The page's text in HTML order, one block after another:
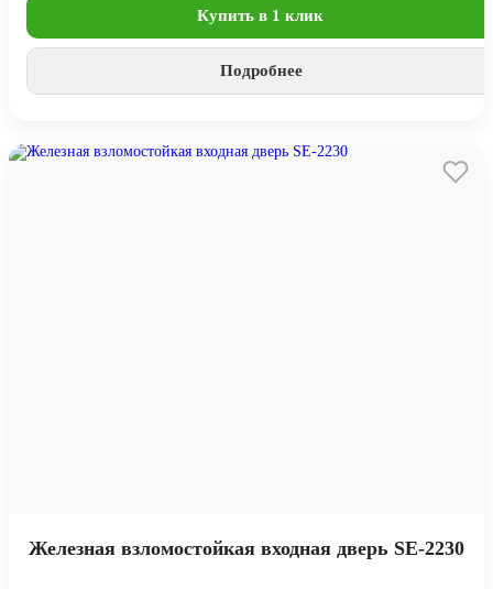
Купить в 1 клик
Подробнее
Железная взломостойкая входная дверь SE-2230